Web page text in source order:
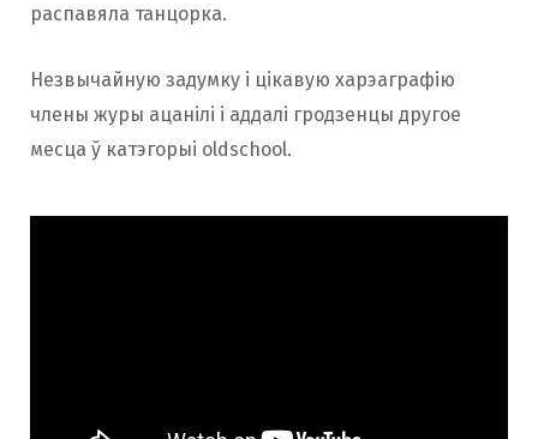
распавяла танцорка.
Незвычайную задумку і цікавую харэаграфію
члены журы ацанілі і аддалі гродзенцы другое
месца ў катэгорыі oldschool.